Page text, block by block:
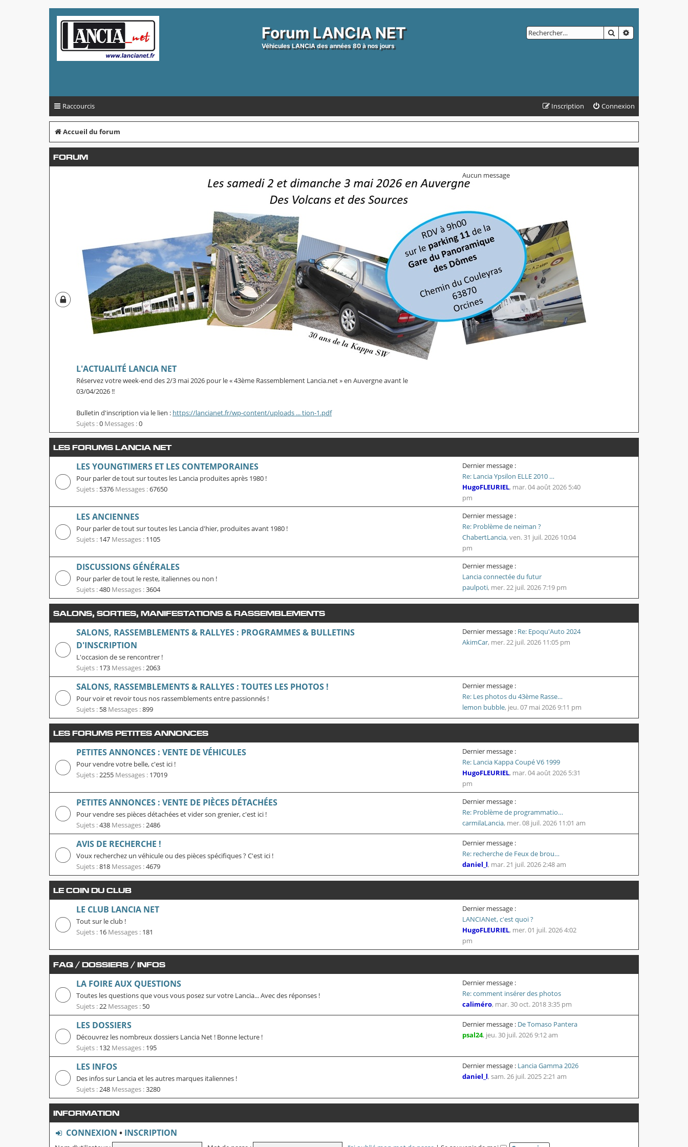
Forum LANCIA NET
Véhicules LANCIA des années 80 à nos jours
RECHERCHER
Raccourcis Connexion
Inscription
Accueil du forum
FORUM
L'ACTUALITÉ LANCIA NET
Réservez votre week-end des 2/3 mai 2026 pour le « 43ème Rassemblement Lancia.net » en Auvergne avant le
03/04/2026 !!
Bulletin d'inscription via le lien : https://lancianet.fr/wp-content/uploads ... tion-1.pdf
Sujets :0 Messages :0
Aucun message
LES FORUMS LANCIA NET
LES YOUNGTIMERS ET LES CONTEMPORAINES
Pour parler de tout sur toutes les Lancia produites après 1980 !
Sujets : 5376 Messages :67650
Dernier message :
Re: Lancia Ypsilon ELLE 2010 …
HugoFLEURIEL, mar. 04 août 2026 5:40
pm
LES ANCIENNES
Pour parler de tout sur toutes les Lancia d'hier, produites avant 1980 !
Sujets : 147 Messages : 1105
Dernier message :
Re: Problème de neiman ?
ChabertLancia, ven. 31 juil. 2026 10:04
pm
DISCUSSIONS GÉNÉRALES
Pour parler de tout le reste, italiennes ou non !
Sujets :480 Messages :3604
Dernier message :
Lancia connectée du futur
paulpoti, mer. 22 juil. 2026 7:19 pm
SALONS, SORTIES, MANIFESTATIONS & RASSEMBLEMENTS
SALONS, RASSEMBLEMENTS & RALLYES : PROGRAMMES & BULLETINS
D'INSCRIPTION
L'occasion de se rencontrer !
Sujets : 173 Messages :2063
Dernier message : Re: Epoqu'Auto 2024
AkimCar, mer. 22 juil. 2026 11:05 pm
SALONS, RASSEMBLEMENTS & RALLYES : TOUTES LES PHOTOS !
Pour voir et revoir tous nos rassemblements entre passionnés !
Sujets : 58 Messages :899
Dernier message :
Re: Les photos du 43ème Rasse…
lemon bubble, jeu. 07 mai 2026 9:11 pm
LES FORUMS PETITES ANNONCES
PETITES ANNONCES : VENTE DE VÉHICULES
Pour vendre votre belle, c'est ici !
Sujets :2255 Messages : 17019
Dernier message :
Re: Lancia Kappa Coupé V6 1999
HugoFLEURIEL, mar. 04 août 2026 5:31
pm
PETITES ANNONCES : VENTE DE PIÈCES DÉTACHÉES
Pour vendre ses pièces détachées et vider son grenier, c'est ici !
Sujets :438 Messages :2486
Dernier message :
Re: Problème de programmatio…
carmilaLancia, mer. 08 juil. 2026 11:01 am
AVIS DE RECHERCHE !
Voux recherchez un véhicule ou des pièces spécifiques ? C'est ici !
Sujets :818 Messages :4679
Dernier message :
Re: recherche de Feux de brou…
daniel_l, mar. 21 juil. 2026 2:48 am
LE COIN DU CLUB
LE CLUB LANCIA NET
Tout sur le club !
Sujets : 16 Messages : 181
Dernier message :
LANCIANet, c'est quoi ?
HugoFLEURIEL, mer. 01 juil. 2026 4:02
pm
FAQ / DOSSIERS / INFOS
LA FOIRE AUX QUESTIONS
Toutes les questions que vous vous posez sur votre Lancia... Avec des réponses !
Sujets :22 Messages : 50
Dernier message :
Re: comment insérer des photos
caliméro, mar. 30 oct. 2018 3:35 pm
LES DOSSIERS
Découvrez les nombreux dossiers Lancia Net ! Bonne lecture !
Sujets : 132 Messages : 195
Dernier message : De Tomaso Pantera
psal24, jeu. 30 juil. 2026 9:12 am
LES INFOS
Des infos sur Lancia et les autres marques italiennes !
Sujets :248 Messages :3280
Dernier message : Lancia Gamma 2026
daniel_l, sam. 26 juil. 2025 2:21 am
INFORMATION
CONNEXION • INSCRIPTION